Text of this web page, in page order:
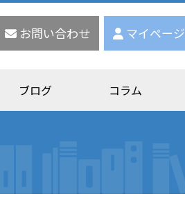
お問い合わせ マイページ
ブログ コラム